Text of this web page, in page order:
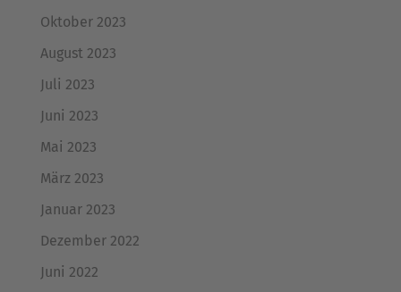
Oktober 2023
August 2023
Juli 2023
Juni 2023
Mai 2023
März 2023
Januar 2023
Dezember 2022
Juni 2022